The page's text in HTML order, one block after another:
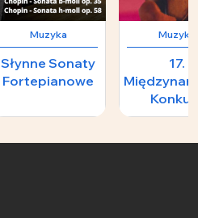
Muzyka
Słynne Sonaty
Fortepianowe
Muzyka
17.